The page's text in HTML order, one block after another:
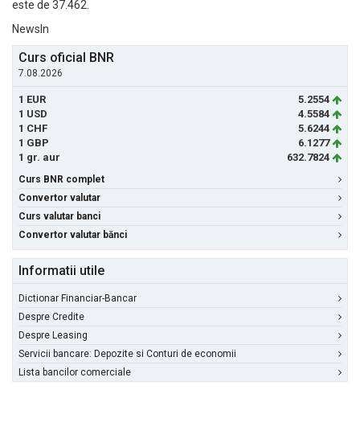
este de 37.462.
NewsIn
Curs oficial BNR
7.08.2026
1 EUR
5.2554
1 USD
4.5584
1 CHF
5.6244
1 GBP
6.1277
1 gr. aur
632.7824
Curs BNR complet
Convertor valutar
Curs valutar banci
Convertor valutar bănci
Informatii utile
Dictionar Financiar-Bancar
Despre Credite
Despre Leasing
Servicii bancare: Depozite si Conturi de economii
Lista bancilor comerciale